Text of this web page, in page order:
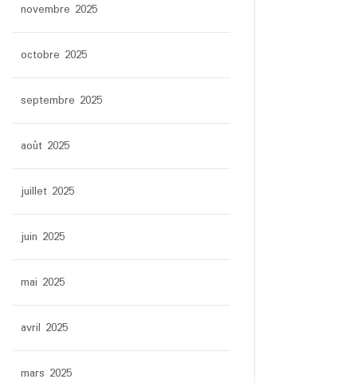
novembre 2025
octobre 2025
septembre 2025
août 2025
juillet 2025
juin 2025
mai 2025
avril 2025
mars 2025